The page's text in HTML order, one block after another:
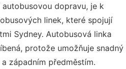
dopravu, je k
linek, které spojují
Sydney. Autobusová linka
protože umožňuje snadný
západním předměstím.